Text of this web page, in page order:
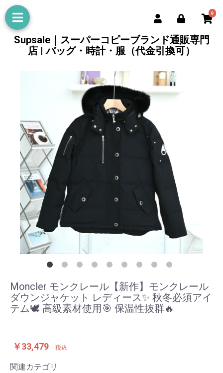
0
Supsale｜スーパーコピーブランド通販専門
店 | バッグ・時計・服（代金引換可）
Moncler モンクレール【新作】モンクレール
ダウンジャケット レディース✨ 秋冬必須アイ
テム🕊️ 高級素材使用🎯 保温性抜群🔥
￥33,479 税込
関連カテゴリ